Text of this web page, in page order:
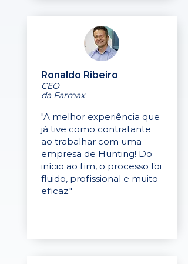
Ronaldo Ribeiro
CEO
da Farmax
"A melhor experiência que
já tive como contratante
ao trabalhar com uma
empresa de Hunting! Do
início ao fim, o processo foi
fluido, profissional e muito
eficaz."